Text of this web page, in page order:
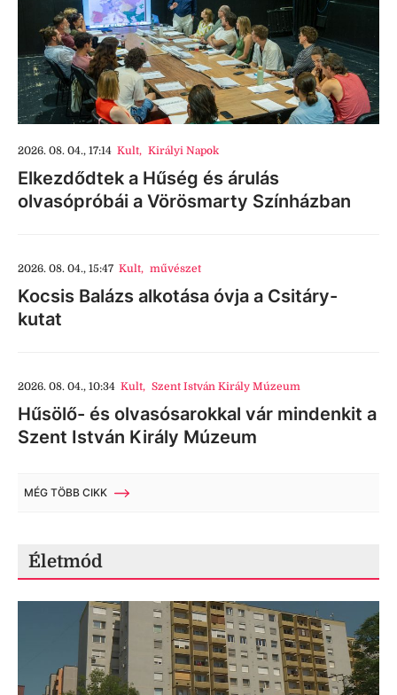
2026. 08. 04., 17:14 Kult, Királyi Napok
Elkezdődtek a Hűség és árulás
olvasópróbái a Vörösmarty Színházban
2026. 08. 04., 15:47 Kult, művészet
Kocsis Balázs alkotása óvja a Csitáry-
kutat
2026. 08. 04., 10:34 Kult, Szent István Király Múzeum
Hűsölő- és olvasósarokkal vár mindenkit a
Szent István Király Múzeum
MÉG TÖBB CIKK
Életmód